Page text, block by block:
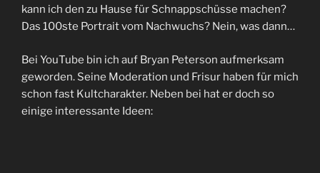
kann ich den zu Hause für Schnappschüsse machen?
Das 100ste Portrait vom Nachwuchs? Nein, was dann…
Bei YouTube bin ich auf Bryan Peterson aufmerksam
geworden. Seine Moderation und Frisur haben für mich
schon fast Kultcharakter. Neben bei hat er doch so
einige interessante Ideen: